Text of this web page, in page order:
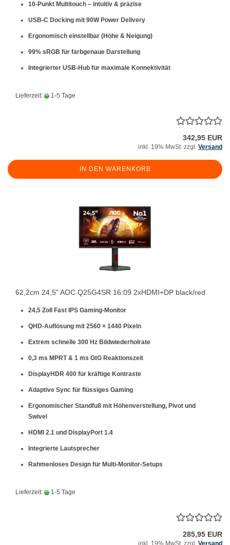
10-Punkt Multitouch – intuitiv & präzise
USB-C Docking mit 90W Power Delivery
Ergonomisch einstellbar (Höhe & Neigung)
99% sRGB für farbgenaue Darstellung
Integrierter USB-Hub für maximale Konnektivität
Lieferzeit: 1-5 Tage
342,95 EUR
inkl. 19% MwSt. zzgl. Versand
IN DEN WARENKORB
62,2cm 24,5" AOC Q25G4SR 16:09 2xHDMI+DP black/red
24,5 Zoll Fast IPS Gaming-Monitor
QHD-Auflösung mit 2560 × 1440 Pixeln
Extrem schnelle 300 Hz Bildwiederholrate
0,3 ms MPRT & 1 ms GtG Reaktionszeit
DisplayHDR 400 für kräftige Kontraste
Adaptive Sync für flüssiges Gaming
Ergonomischer Standfuß mit Höhenverstellung, Pivot und
Swivel
HDMI 2.1 und DisplayPort 1.4
Integrierte Lautsprecher
Rahmenloses Design für Multi-Monitor-Setups
Lieferzeit: 1-5 Tage
285,95 EUR
inkl. 19% MwSt. zzgl. Versand